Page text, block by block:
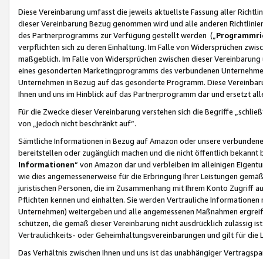
Diese Vereinbarung umfasst die jeweils aktuellste Fassung aller
dieser Vereinbarung Bezug genommen wird und alle anderen
des Partnerprogramms zur Verfügung gestellt werden („
verpflichten sich zu deren Einhaltung. Im Falle von Widersprüchen
maßgeblich. Im Falle von Widersprüchen zwischen dieser
eines gesonderten Marketingprogramms des verbundenen
Unternehmen in Bezug auf das gesonderte Programm. Diese
Ihnen und uns im Hinblick auf das Partnerprogramm dar und ersetzt
Für die Zwecke dieser Vereinbarung verstehen sich die Begriffe
von „jedoch nicht beschränkt auf“.
Sämtliche Informationen in Bezug auf Amazon oder unsere
bereitstellen oder zugänglich machen und die nicht öffentlich
Informationen“ von Amazon dar und verbleiben im alleinigen
wie dies angemessenerweise für die Erbringung Ihrer Leistungen
juristischen Personen, die im Zusammenhang mit Ihrem Konto
Pflichten kennen und einhalten. Sie werden Vertrauliche
Unternehmen) weitergeben und alle angemessenen Maßnahmen
schützen, die gemäß dieser Vereinbarung nicht ausdrücklich zulässig
Vertraulichkeits- oder Geheimhaltungsvereinbarungen und gilt für die
Das Verhältnis zwischen Ihnen und uns ist das unabhängiger